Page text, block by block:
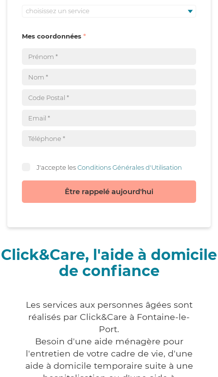
choisissez un service
Mes coordonnées
J'accepte lesConditions Générales d'Utilisation
Être rappelé aujourd'hui
Click&Care, l'aide à domicile
de confiance
Les services aux personnes âgées sont
réalisés par Click&Care à Fontaine-le-
Port.
Besoin d'une aide ménagère pour
l'entretien de votre cadre de vie, d'une
aide à domicile temporaire suite à une